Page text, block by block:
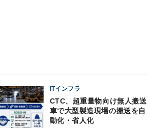
ITインフラ
CTC、超重量物向け無人搬送
車で大型製造現場の搬送を自
動化・省人化